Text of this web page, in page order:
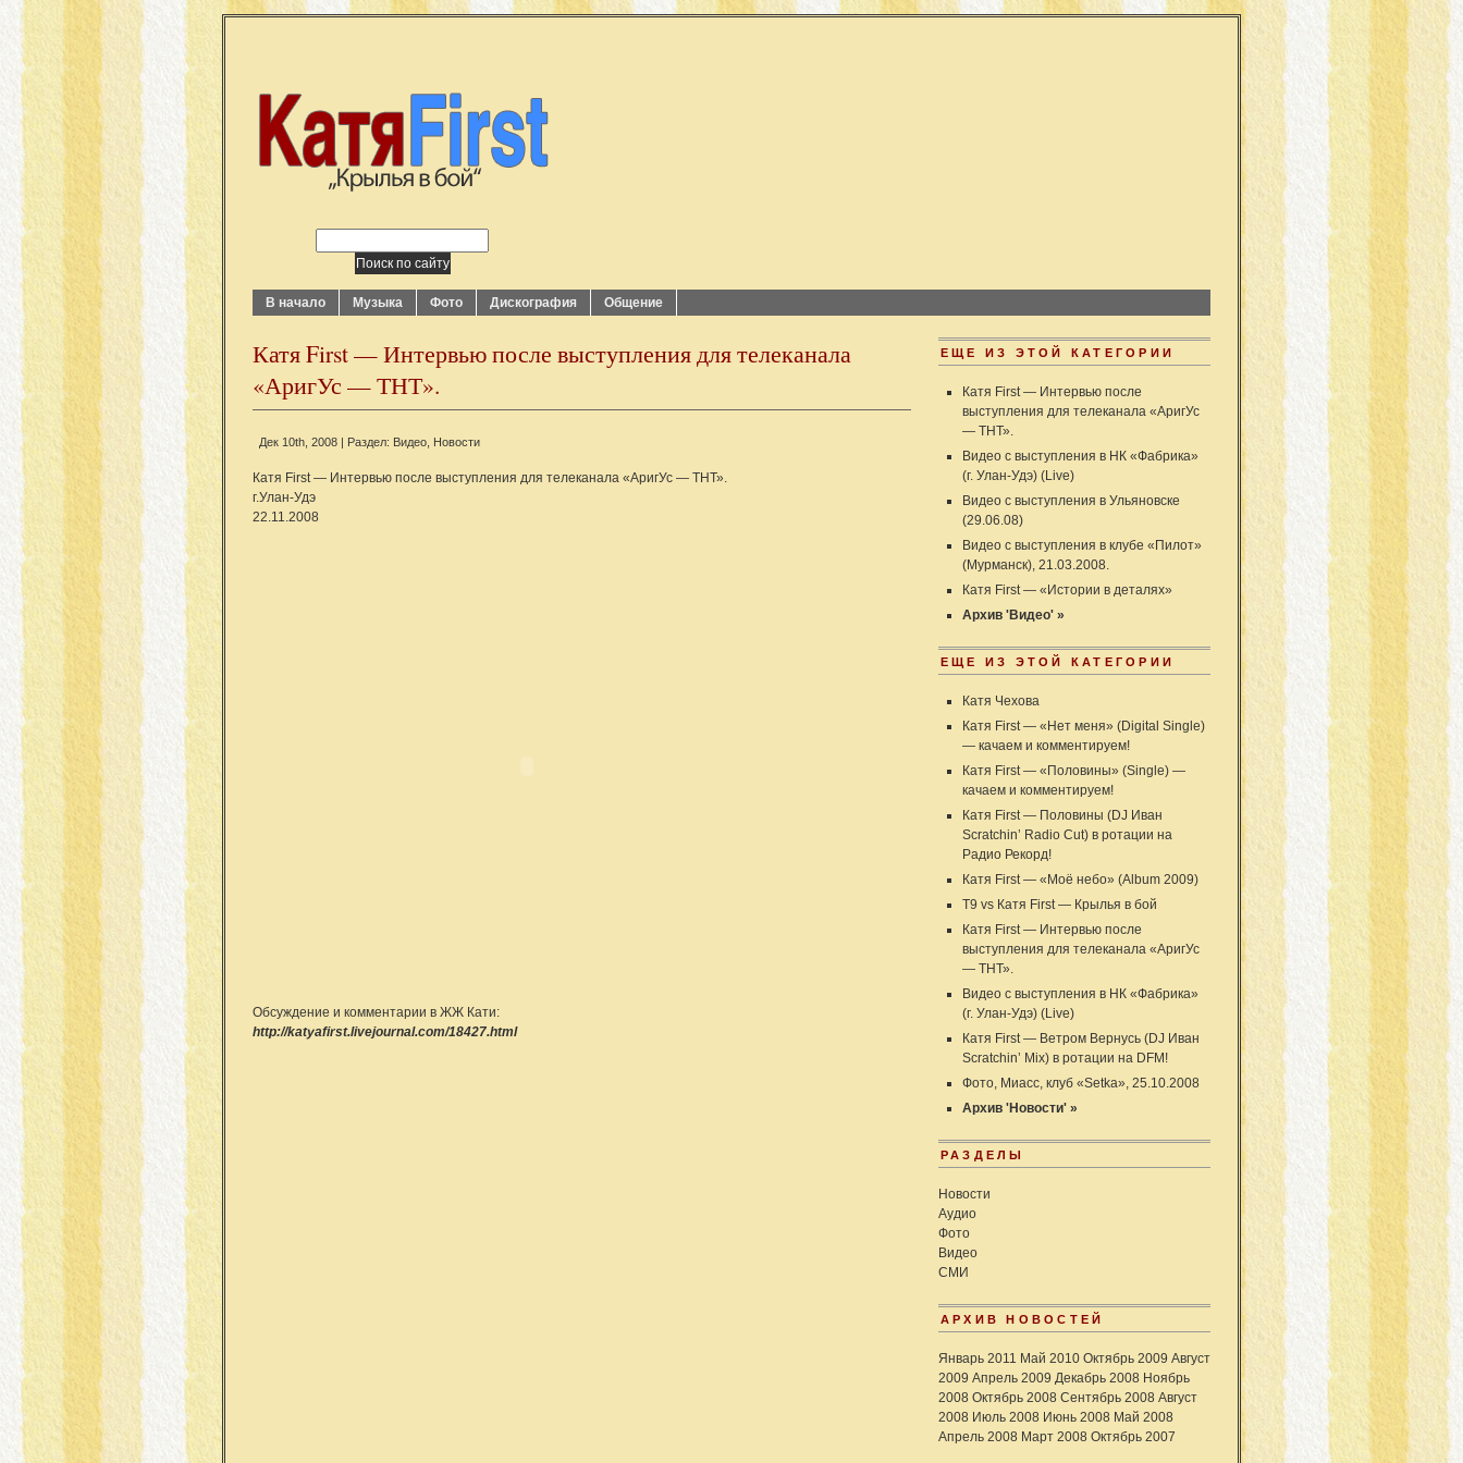
В начало Музыка Фото Дискография Общение
Катя First — Интервью после выступления для телеканала
«АригУс — ТНТ».
Дек 10th, 2008 | Раздел: Видео Новости
Катя First — Интервью после выступления для телеканала «АригУс — ТНТ».
г.Улан-Удэ
22.11.2008
Обсуждение и комментарии в ЖЖ Кати:
http://katyafirst.livejournal.com/18427.html
ЕЩЕ ИЗ ЭТОЙ КАТЕГОРИИ
Катя First — Интервью после
выступления для телеканала «АригУс
— ТНТ».
Видео с выступления в НК «Фабрика»
(г. Улан-Удэ) (Live)
Видео с выступления в Ульяновске
(29.06.08)
Видео с выступления в клубе «Пилот»
(Мурманск), 21.03.2008.
Катя First — «Истории в деталях»
Архив 'Видео' »
ЕЩЕ ИЗ ЭТОЙ КАТЕГОРИИ
Катя Чехова
Катя First — «Нет меня» (Digital Single)
— качаем и комментируем!
Катя First — «Половины» (Single) —
качаем и комментируем!
Катя First — Половины (DJ Иван
Scratchin’ Radio Cut) в ротации на
Радио Рекорд!
Катя First — «Моё небо» (Album 2009)
Т9 vs Катя First — Крылья в бой
Катя First — Интервью после
выступления для телеканала «АригУс
— ТНТ».
Видео с выступления в НК «Фабрика»
(г. Улан-Удэ) (Live)
Катя First — Ветром Вернусь (DJ Иван
Scratchin’ Mix) в ротации на DFM!
Фото, Миасс, клуб «Setka», 25.10.2008
Архив 'Новости' »
РАЗДЕЛЫ
Новости
Аудио
Фото
Видео
СМИ
АРХИВ НОВОСТЕЙ
Январь 2011 Май 2010 Октябрь 2009 Август
2009 Апрель 2009 Декабрь 2008 Ноябрь
2008 Октябрь 2008 Сентябрь 2008 Август
2008 Июль 2008 Июнь 2008 Май 2008
Апрель 2008 Март 2008 Октябрь 2007